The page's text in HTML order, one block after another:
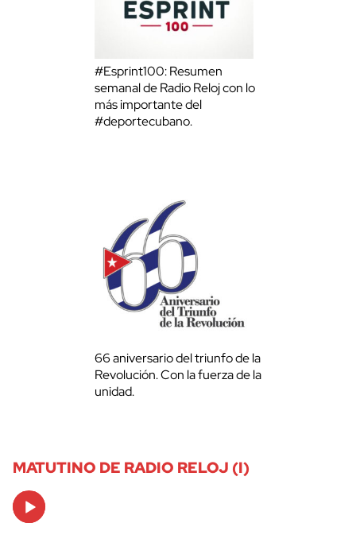
#Esprint100: Resumen
semanal de Radio Reloj con lo
más importante del
#deportecubano.
66 aniversario del triunfo de la
Revolución. Con la fuerza de la
unidad.
MATUTINO DE RADIO RELOJ (I)
Audio
Player